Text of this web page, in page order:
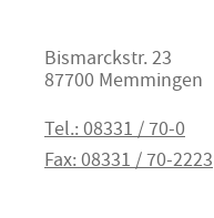
Bismarckstr. 23
87700 Memmingen
Tel.: 08331 / 70-0
Fax: 08331 / 70-2223